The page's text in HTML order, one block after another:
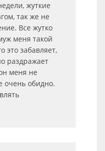
жуткие
так же не
Все жутко
меня такой
это забавляет,
раздражает
меня не
очень обидно.